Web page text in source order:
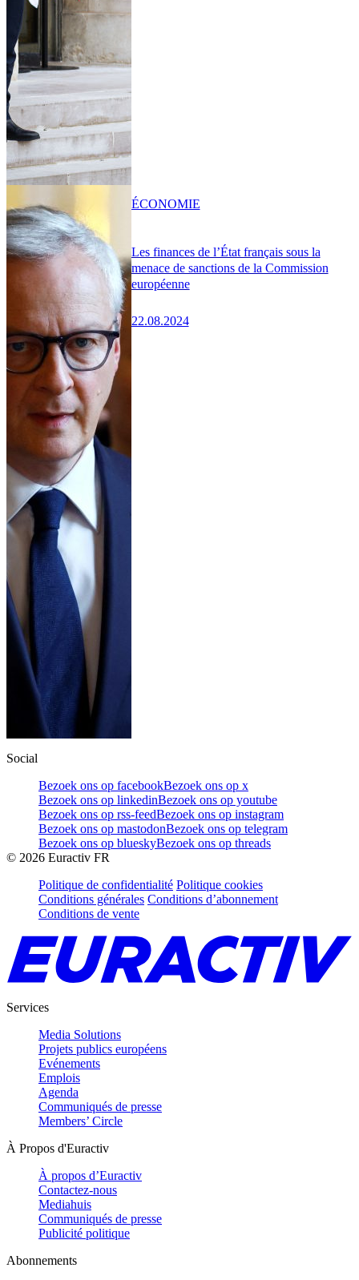
Les finances de l’État français sous la
menace de sanctions de la Commission
européenne
22.08.2024
ÉCONOMIE
Social
Bezoek ons op facebookBezoek ons op x
Bezoek ons op linkedinBezoek ons op youtube
Bezoek ons op rss-feedBezoek ons op instagram
Bezoek ons op mastodonBezoek ons op telegram
Bezoek ons op blueskyBezoek ons op threads
© 2026 Euractiv FR
Politique de confidentialité Politique cookies
Conditions générales Conditions d’abonnement
Conditions de vente
Services
Media Solutions
Projets publics européens
Evénements
Emplois
Agenda
Communiqués de presse
Members’ Circle
À Propos d'Euractiv
À propos d’Euractiv
Contactez-nous
Mediahuis
Communiqués de presse
Publicité politique
Abonnements